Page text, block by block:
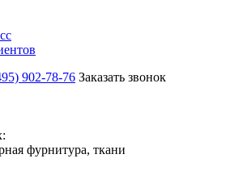
902-78-76 Заказать звонок
фурнитура, ткани